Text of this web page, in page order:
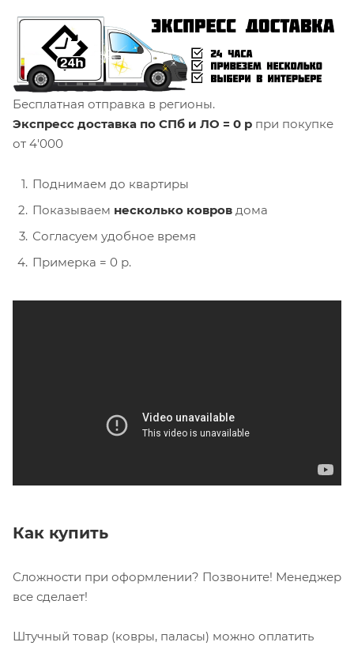
Бесплатная отправка в регионы.
Экспресс доставка по СПб и ЛО = 0 р при покупке
от 4'000
Поднимаем до квартиры
Показываем несколько ковров дома
Согласуем удобное время
Примерка = 0 р.
Как купить
Сложности при оформлении? Позвоните! Менеджер
все сделает!
Штучный товар (ковры, паласы) можно оплатить